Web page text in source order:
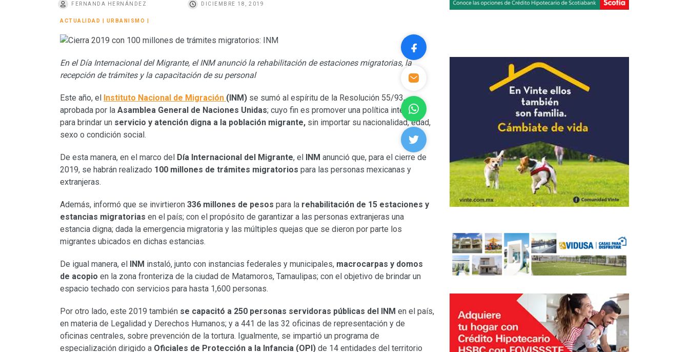
FERNANDA HERNÁNDEZ DICIEMBRE 18, 2019
ACTUALIDAD URBANISMO
En el Día Internacional del Migrante, el INM anunció la rehabilitación de estaciones migratorias, la
recepción de trámites y la capacitación de su personal
Este año, el Instituto Nacional de Migración (INM) se sumó al espíritu de la Resolución 55/93,
aprobada por la Asamblea General de Naciones Unidas; cuyo fin es promover una política integral
para brindar un servicio y atención digna a la población migrante, sin importar su nacionalidad, edad,
sexo o condición social.
De esta manera, en el marco del Día Internacional del Migrante, el INM anunció que, para el cierre de
2019, se habrán realizado 100 millones de trámites migratorios para las personas mexicanas y
extranjeras.
Además, informó que se invirtieron 336 millones de pesos para la rehabilitación de 15 estaciones y
estancias migratorias en el país; con el propósito de garantizar a las personas extranjeras una
estancia digna; dada la emergencia migratoria y las múltiples quejas que se dieron por parte los
migrantes ubicados en dichas estancias.
De igual manera, el INM instaló, junto con instancias federales y municipales, macrocarpas y domos
de acopio en la zona fronteriza de la ciudad de Matamoros, Tamaulipas; con el objetivo de brindar un
espacio techado con servicios para hasta 1,600 personas.
Por otro lado, este 2019 también se capacitó a 250 personas servidoras públicas del INM en el país,
en materia de Legalidad y Derechos Humanos; y a 441 de las 32 oficinas de representación y de
oficinas centrales, sobre prevención de la tortura. Igualmente, se impartió un programa de
especialización dirigido a Oficiales de Protección a la Infancia (OPI) de 14 entidades del territorio